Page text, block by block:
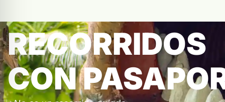
RECORRIDOS
CON